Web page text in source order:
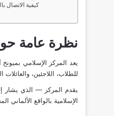
كيفية الاتصال
نظرة عامة
للطلاب، اللاجئين،
يقدم المركز — الذي يشار
الإسلامية بالواقع الألماني